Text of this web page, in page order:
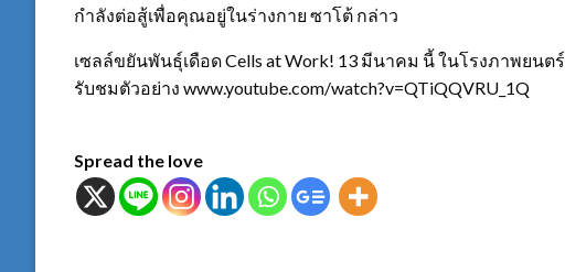
กำลังต่อสู้เพื่อคุณอยู่ในร่างกาย ซาโต้ กล่าว
เซลล์ขยันพันธุ์เดือด Cells at Work! 13 มีนาคม นี้ ในโรงภาพยนตร์
รับชมตัวอย่าง www.youtube.com/watch?v=QTiQQVRU_1Q
Spread the love